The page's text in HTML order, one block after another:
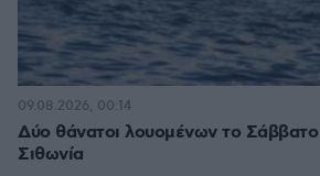
Δύο θάνατοι λουομένων το
Σιθωνία
09.08.2026, 00:14